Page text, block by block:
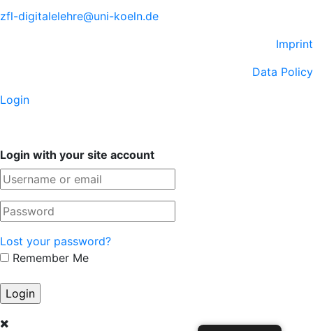
zfl-digitalelehre@uni-koeln.de
Imprint
Data Policy
Login
Login with your site account
Lost your password?
Remember Me